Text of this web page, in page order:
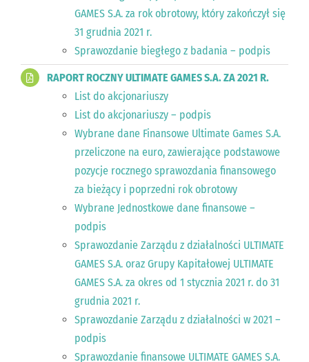
GAMES S.A. za rok obrotowy, który zakończył się
31 grudnia 2021 r.
Sprawozdanie biegłego z badania – podpis
RAPORT ROCZNY ULTIMATE GAMES S.A. ZA 2021 R.
List do akcjonariuszy
List do akcjonariuszy – podpis
Wybrane dane Finansowe Ultimate Games S.A.
przeliczone na euro, zawierające podstawowe
pozycje rocznego sprawozdania finansowego
za bieżący i poprzedni rok obrotowy
Wybrane Jednostkowe dane finansowe –
podpis
Sprawozdanie Zarządu z działalności ULTIMATE
GAMES S.A. oraz Grupy Kapitałowej ULTIMATE
GAMES S.A. za okres od 1 stycznia 2021 r. do 31
grudnia 2021 r.
Sprawozdanie Zarządu z działalności w 2021 –
podpis
Sprawozdanie finansowe ULTIMATE GAMES S.A.